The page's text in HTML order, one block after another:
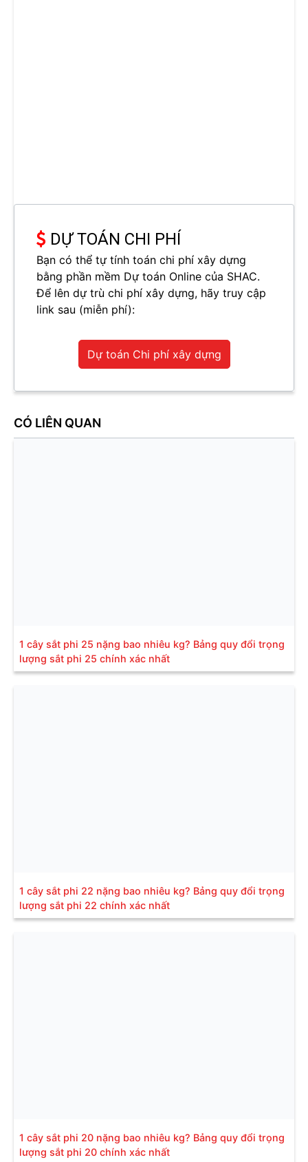
DỰ TOÁN CHI PHÍ
Bạn có thể tự tính toán chi phí xây dựng
bằng phần mềm Dự toán Online của SHAC.
Để lên dự trù chi phí xây dựng, hãy truy cập
link sau (miễn phí):
Dự toán Chi phí xây dựng
CÓ LIÊN QUAN
1 cây sắt phi 25 nặng bao nhiêu kg? Bảng quy đổi trọng
lượng sắt phi 25 chính xác nhất
1 cây sắt phi 22 nặng bao nhiêu kg? Bảng quy đổi trọng
lượng sắt phi 22 chính xác nhất
1 cây sắt phi 20 nặng bao nhiêu kg? Bảng quy đổi trọng
lượng sắt phi 20 chính xác nhất